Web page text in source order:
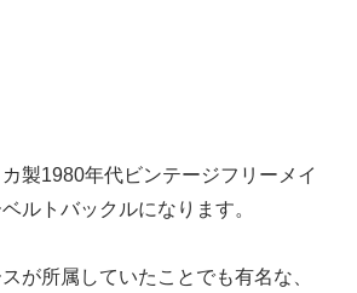
製1980年代ビンテージフリーメイ
ルトバックルになります。
が所属していたことでも有名な、